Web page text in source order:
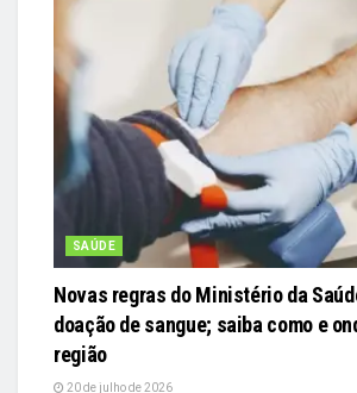
SAÚDE
Novas regras do Ministério da
doação de sangue; saiba como e
região
20 de julho de 2026